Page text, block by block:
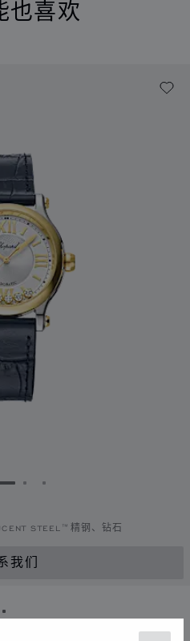
也喜欢
幻灯片 1
转到幻灯片 2
转到幻灯片 3
STEEL™精钢、钻石
我们
4 5
SLIDE 6
TO SLIDE 7
GO TO SLIDE 8